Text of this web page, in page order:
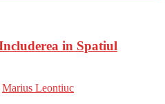
in Spatiul
Marius Leontiuc